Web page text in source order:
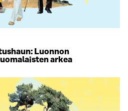
Luonnon
arkea